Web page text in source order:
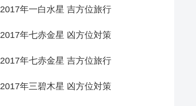
2017年一白水星 吉方位旅行
2017年七赤金星 凶方位対策
2017年七赤金星 吉方位旅行
2017年三碧木星 凶方位対策